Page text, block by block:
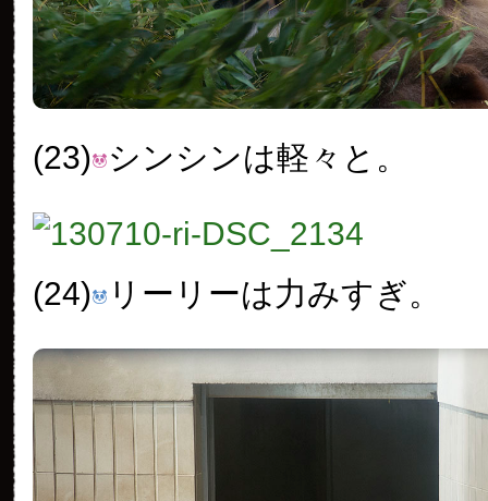
(23) シンシンは軽々と。
(24) リーリーは力みすぎ。